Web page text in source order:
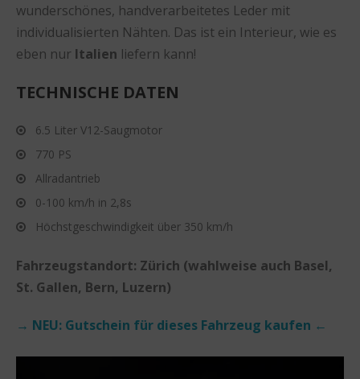
wunderschönes, handverarbeitetes Leder mit
individualisierten Nähten. Das ist ein Interieur, wie es
eben nur Italien liefern kann!
TECHNISCHE DATEN
6.5 Liter V12-Saugmotor
770 PS
Allradantrieb
0-100 km/h in 2,8s
Höchstgeschwindigkeit über 350 km/h
Fahrzeugstandort: Zürich (wahlweise auch Basel,
St. Gallen, Bern, Luzern)
→ NEU: Gutschein für dieses Fahrzeug kaufen ←